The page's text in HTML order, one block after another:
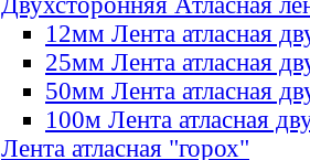
12мм Лента атласная
25мм Лента атласная
50мм Лента атласная
100м Лента атласная
Лента атласная "горох"